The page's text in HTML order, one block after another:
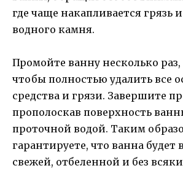
где чаще накапливается грязь
водного камня.
Промойте ванну несколько раз,
чтобы полностью удалить все
средства и грязи. Завершите
прополоскав поверхность
проточной водой. Таким
гарантируете, что ванна будет
свежей, отбеленной и без